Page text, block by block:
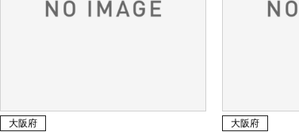
大阪府 大阪府